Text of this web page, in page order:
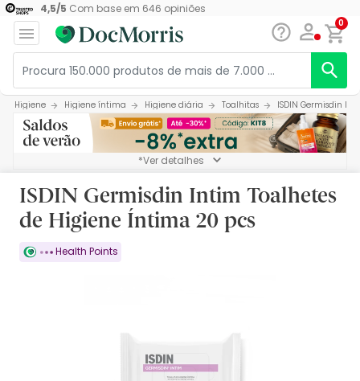
4,5/5 Com base em 646 opiniões
0
Higiene Higiene íntima Higiene diária Toalhitas ISDIN Germisdin
*Ver detalhes
ISDIN Germisdin Intim Toalhetes
de Higiene Íntima 20 pcs
Health Points